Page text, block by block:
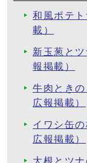
和風ポテ
載）
新玉葱と
報掲載）
牛肉とき
広報掲載）
イワシ缶
広報掲載）
大根とツ